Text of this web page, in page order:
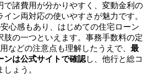
で諸費用が分かりやすく、変動金利の
ン両対応の使いやすさが魅力です。
心感もあり、はじめての住宅ローン
肢の一つといえます。事務手数料の定
などの注意点も理解したうえで、 最
ンは公式サイトで確認し、他行と総コ
ょう。